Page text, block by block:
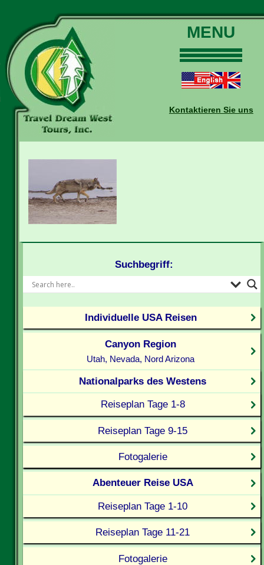
MENU
Touren
Daten und Preise
Buchungen
Kontaktieren Sie uns
Suchbegriff:
Individuelle USA Reisen
Canyon Region
Utah, Nevada, Nord Arizona
Nationalparks des Westens
Reiseplan Tage 1-8
Reiseplan Tage 9-15
Fotogalerie
Abenteuer Reise USA
Reiseplan Tage 1-10
Reiseplan Tage 11-21
Fotogalerie